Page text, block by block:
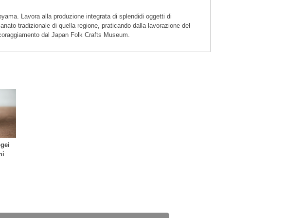
Lavora alla produzione integrata di splendidi oggetti di
tradizionale di quella regione, praticando dalla lavorazione del
dal Japan Folk Crafts Museum.